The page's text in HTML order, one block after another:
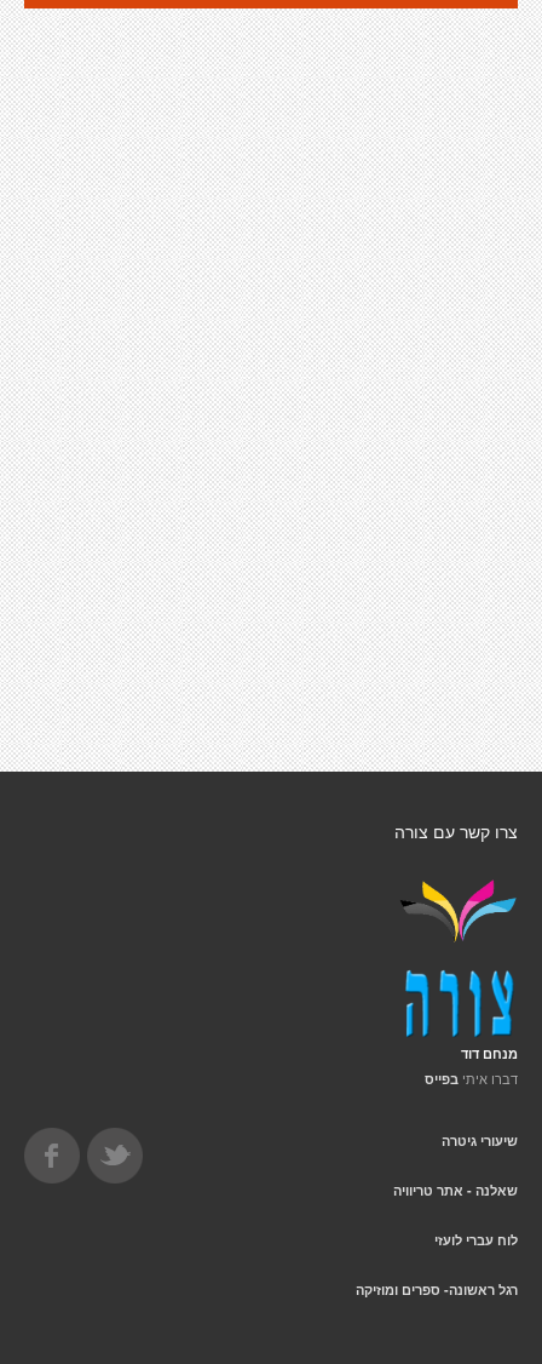
צרו קשר עם צורה
מנחם דוד
דברו איתי בפייס
שיעורי גיטרה
שאלנה - אתר טריוויה
לוח עברי לועזי
רגל ראשונה- ספרים ומוזיקה